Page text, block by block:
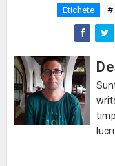
Etichete #